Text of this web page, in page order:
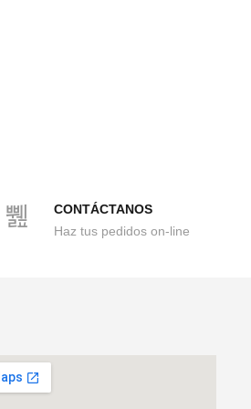
CONTÁCTANOS
Haz tus pedidos on-line